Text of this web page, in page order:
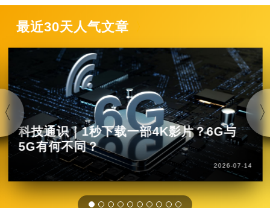
最近30天人气文章
科技通识｜1秒下载一部4K影片？6G与
5G有何不同？
2026-07-14